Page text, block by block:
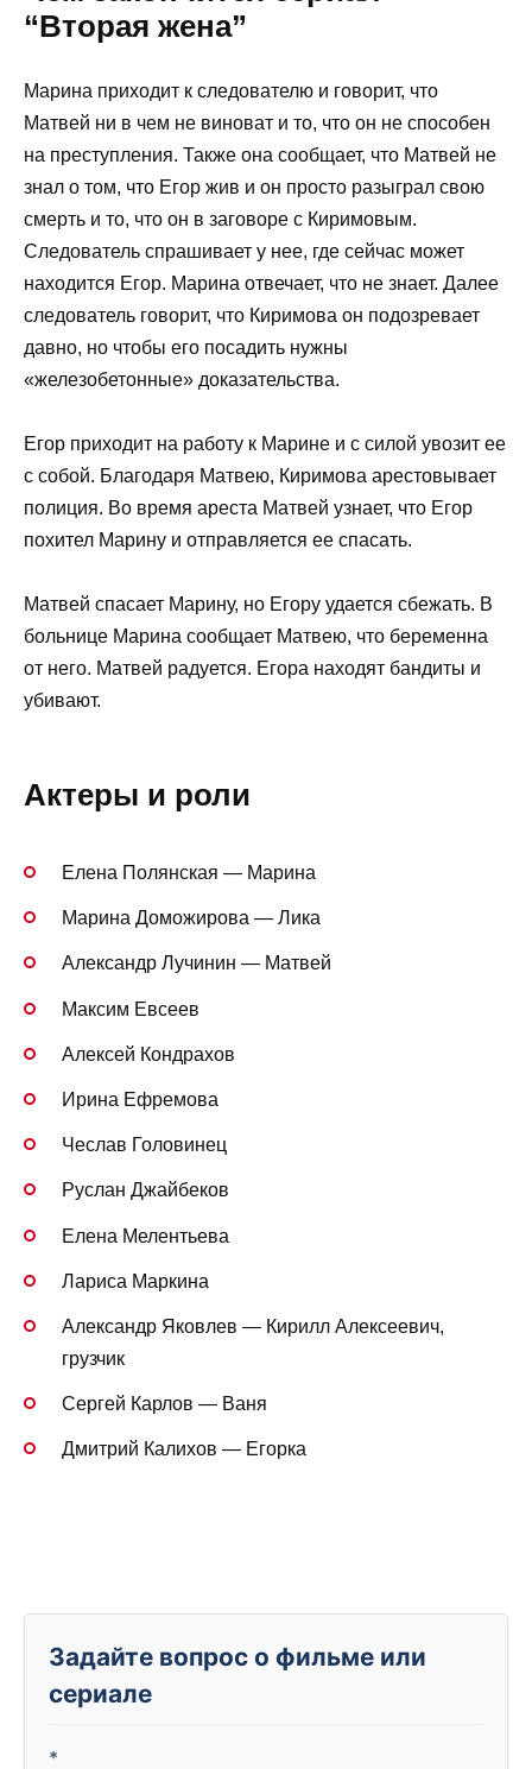
“Вторая жена”
Марина приходит к следователю и говорит, что
Матвей ни в чем не виноват и то, что он не способен
на преступления. Также она сообщает, что Матвей не
знал о том, что Егор жив и он просто разыграл свою
смерть и то, что он в заговоре с Киримовым.
Следователь спрашивает у нее, где сейчас может
находится Егор. Марина отвечает, что не знает. Далее
следователь говорит, что Киримова он подозревает
давно, но чтобы его посадить нужны
«железобетонные» доказательства.
Егор приходит на работу к Марине и с силой увозит ее
с собой. Благодаря Матвею, Киримова арестовывает
полиция. Во время ареста Матвей узнает, что Егор
похител Марину и отправляется ее спасать.
Матвей спасает Марину, но Егору удается сбежать. В
больнице Марина сообщает Матвею, что беременна
от него. Матвей радуется. Егора находят бандиты и
убивают.
Актеры и роли
Елена Полянская — Марина
Марина Доможирова — Лика
Александр Лучинин — Матвей
Максим Евсеев
Алексей Кондрахов
Ирина Ефремова
Чеслав Головинец
Руслан Джайбеков
Елена Мелентьева
Лариса Маркина
Александр Яковлев — Кирилл Алексеевич,
грузчик
Сергей Карлов — Ваня
Дмитрий Калихов — Егорка
Задайте вопрос о фильме или
сериале
*